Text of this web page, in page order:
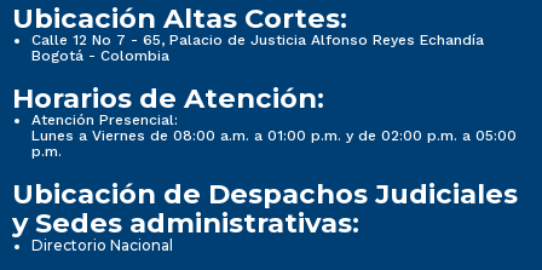
Ubicación Altas Cortes:
Calle 12 No 7 - 65, Palacio de Justicia Alfonso Reyes Echandía
Bogotá - Colombia
Horarios de Atención:
Atención Presencial:
Lunes a Viernes de 08:00 a.m. a 01:00 p.m. y de 02:00 p.m. a 05:00
p.m.
Ubicación de Despachos Judiciales
y Sedes administrativas:
Directorio Nacional